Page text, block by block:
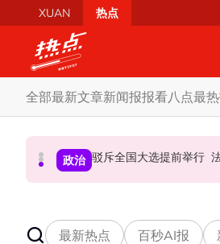
Skip to main content
XUAN 热点
全部最新文章新闻报报看八点最
政治
政治
国际 AI
最新热点 百秒AI报